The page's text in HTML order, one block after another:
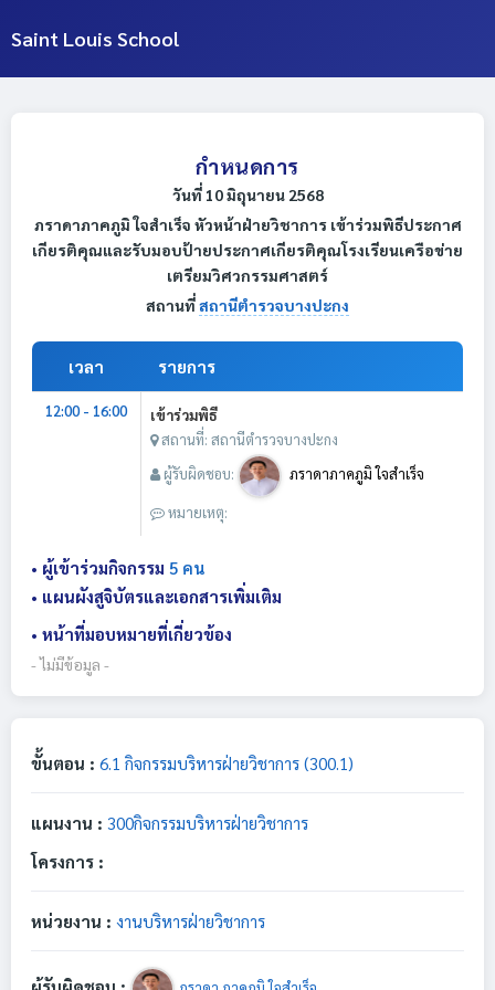
Saint Louis School
กำหนดการ
วันที่ 10 มิถุนายน 2568
ภราดาภาคภูมิ ใจสำเร็จ หัวหน้าฝ่ายวิชาการ เข้าร่วมพิธีประกาศ
เกียรติคุณและรับมอบป้ายประกาศเกียรติคุณโรงเรียนเครือข่าย
เตรียมวิศวกรรมศาสตร์
สถานที่สถานีตำรวจบางปะกง
เวลา รายการ
12:00 - 16:00
เข้าร่วมพิธี
สถานที่: สถานีตำรวจบางปะกง
ผู้รับผิดชอบ:
ภราดาภาคภูมิ ใจสำเร็จ
หมายเหตุ:
• ผู้เข้าร่วมกิจกรรม 5 คน
• แผนผังสูจิบัตรและเอกสารเพิ่มเติม
• หน้าที่มอบหมายที่เกี่ยวข้อง
- ไม่มีข้อมูล -
ขั้นตอน : 6.1 กิจกรรมบริหารฝ่ายวิชาการ (300.1)
แผนงาน : 300กิจกรรมบริหารฝ่ายวิชาการ
โครงการ :
หน่วยงาน : งานบริหารฝ่ายวิชาการ